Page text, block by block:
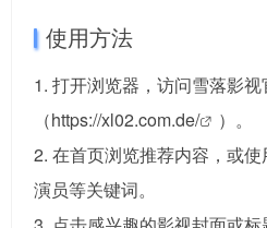
使用方法
1. 打开浏览器，访问雪落影视
（https://xl02.com.de/
）。
2. 在首页浏览推荐内容，或使
演员等关键词。